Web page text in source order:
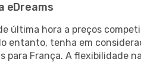
eDreams
última hora a preços
entanto, tenha em
para França. A flexibilidade